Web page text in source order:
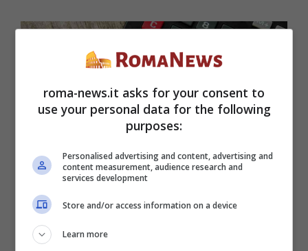
roma-news.it asks for your consent to
use your personal data for the following
purposes:
Personalised advertising and content, advertising and
content measurement, audience research and
services development
Store and/or access information on a device
Learn more